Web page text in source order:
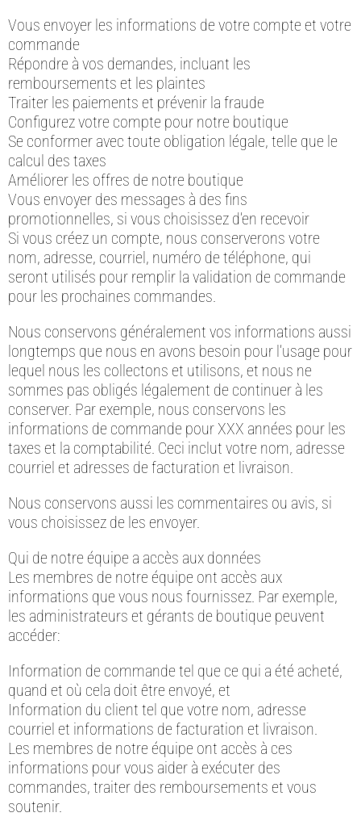
Vous envoyer les informations de votre compte et votre
commande
Répondre à vos demandes, incluant les
remboursements et les plaintes
Traiter les paiements et prévenir la fraude
Configurez votre compte pour notre boutique
Se conformer avec toute obligation légale, telle que le
calcul des taxes
Améliorer les offres de notre boutique
Vous envoyer des messages à des fins
promotionnelles, si vous choisissez d’en recevoir
Si vous créez un compte, nous conserverons votre
nom, adresse, courriel, numéro de téléphone, qui
seront utilisés pour remplir la validation de commande
pour les prochaines commandes.
Nous conservons généralement vos informations aussi
longtemps que nous en avons besoin pour l’usage pour
lequel nous les collectons et utilisons, et nous ne
sommes pas obligés légalement de continuer à les
conserver. Par exemple, nous conservons les
informations de commande pour XXX années pour les
taxes et la comptabilité. Ceci inclut votre nom, adresse
courriel et adresses de facturation et livraison.
Nous conservons aussi les commentaires ou avis, si
vous choisissez de les envoyer.
Qui de notre équipe a accès aux données
Les membres de notre équipe ont accès aux
informations que vous nous fournissez. Par exemple,
les administrateurs et gérants de boutique peuvent
accéder:
Information de commande tel que ce qui a été acheté,
quand et où cela doit être envoyé, et
Information du client tel que votre nom, adresse
courriel et informations de facturation et livraison.
Les membres de notre équipe ont accès à ces
informations pour vous aider à exécuter des
commandes, traiter des remboursements et vous
soutenir.